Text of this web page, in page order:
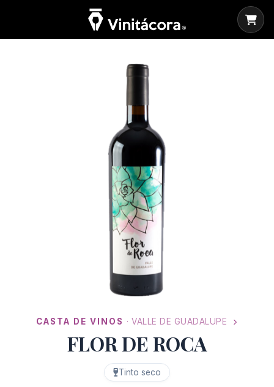
CASTA DE VINOS · VALLE DE GUADALUPE
FLOR DE ROCA
Tinto seco